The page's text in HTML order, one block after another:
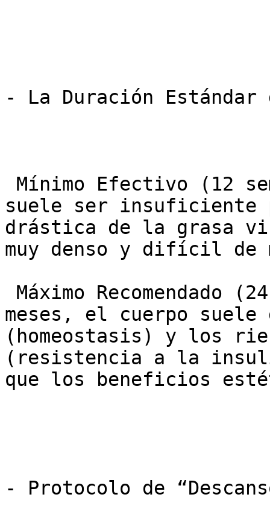
- La Duración
suele ser insuficiente
drástica de la grasa
muy denso y difícil de
meses, el cuerpo
(homeostasis) y los
(resistencia a la
que los beneficios
- Protocolo de